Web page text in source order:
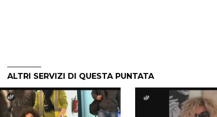
ALTRI SERVIZI DI QUESTA PUNTATA